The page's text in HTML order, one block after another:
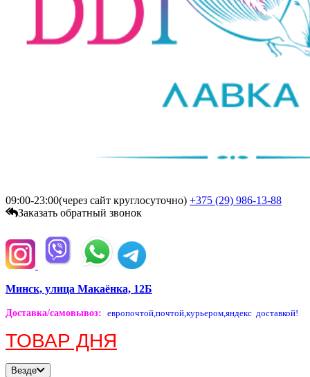
09:00-23:00(через сайт круглосуточно) +375 (29) 986-13-88
Заказать обратный звонок
Минск, улица Макаёнка, 12Б
Доставка/самовывоз: европочтой,почтой,курьером,яндекс доставкой!
ТОВАР ДНЯ
Везде